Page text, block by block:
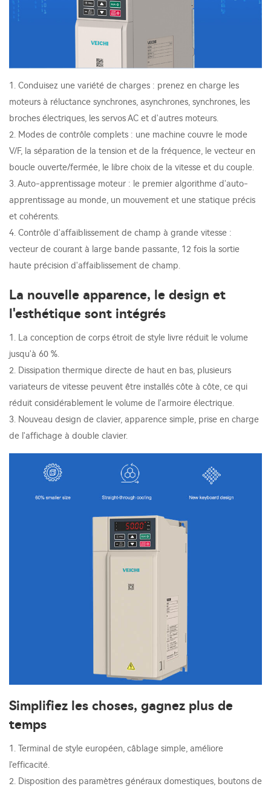
1. Conduisez une variété de charges : prenez en charge les
moteurs à réluctance synchrones, asynchrones, synchrones, les
broches électriques, les servos AC et d'autres moteurs.
2. Modes de contrôle complets : une machine couvre le mode
V/F, la séparation de la tension et de la fréquence, le vecteur en
boucle ouverte/fermée, le libre choix de la vitesse et du couple.
3. Auto-apprentissage moteur : le premier algorithme d'auto-
apprentissage au monde, un mouvement et une statique précis
et cohérents.
4. Contrôle d'affaiblissement de champ à grande vitesse :
vecteur de courant à large bande passante, 12 fois la sortie
haute précision d'affaiblissement de champ.
La nouvelle apparence, le design et
l'esthétique sont intégrés
1. La conception de corps étroit de style livre réduit le volume
jusqu'à 60 %.
2. Dissipation thermique directe de haut en bas, plusieurs
variateurs de vitesse peuvent être installés côte à côte, ce qui
réduit considérablement le volume de l'armoire électrique.
3. Nouveau design de clavier, apparence simple, prise en charge
de l'affichage à double clavier.
Simplifiez les choses, gagnez plus de
temps
1. Terminal de style européen, câblage simple, améliore
l'efficacité.
2. Disposition des paramètres généraux domestiques, boutons de